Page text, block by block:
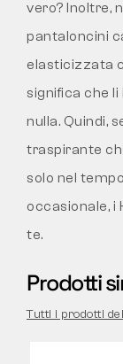
vero? Inoltre,
pantaloncini
elasticizzata
significa che
nulla. Quindi,
traspirante
solo nel
occasionale, i
te.
Prodotti
Tutti i prodotti